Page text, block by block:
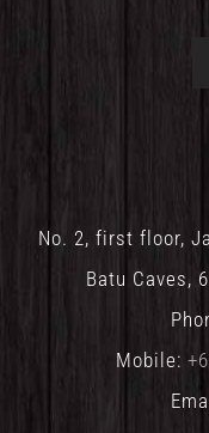
No. 2, first floor,
Batu Caves,
Mobile: